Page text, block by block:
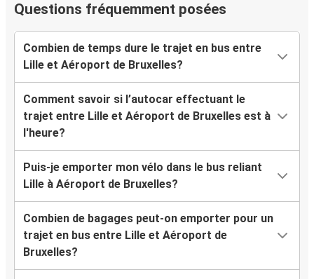
Questions fréquemment posées
Combien de temps dure le trajet en bus entre
Lille et Aéroport de Bruxelles?
Comment savoir si l’autocar effectuant le
trajet entre Lille et Aéroport de Bruxelles est à
l'heure?
Puis-je emporter mon vélo dans le bus reliant
Lille à Aéroport de Bruxelles?
Combien de bagages peut-on emporter pour un
trajet en bus entre Lille et Aéroport de
Bruxelles?